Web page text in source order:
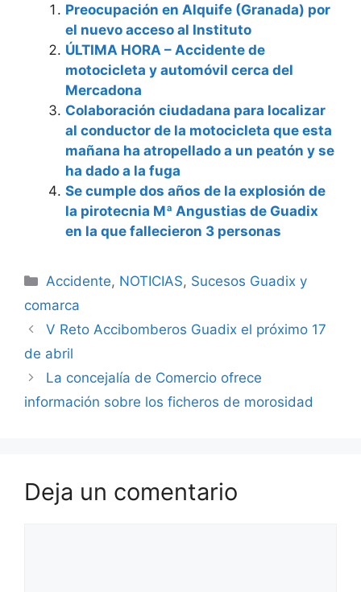
Preocupación en Alquife (Granada) por
el nuevo acceso al Instituto
ÚLTIMA HORA – Accidente de
motocicleta y automóvil cerca del
Mercadona
Colaboración ciudadana para localizar
al conductor de la motocicleta que esta
mañana ha atropellado a un peatón y se
ha dado a la fuga
Se cumple dos años de la explosión de
la pirotecnia Mª Angustias de Guadix
en la que fallecieron 3 personas
Categorías
Accidente, NOTICIAS, Sucesos Guadix y
comarca
V Reto Accibomberos Guadix el próximo 17
de abril
La concejalía de Comercio ofrece
información sobre los ficheros de morosidad
Deja un comentario